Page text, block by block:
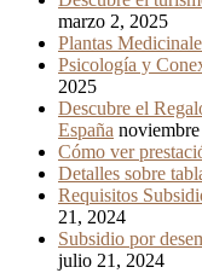
marzo 2, 2025
Plantas
Psicología y
2025
Descubre el
España
Cómo ver
Detalles sobre
Requisitos
21, 2024
Subsidio por
julio 21, 2024